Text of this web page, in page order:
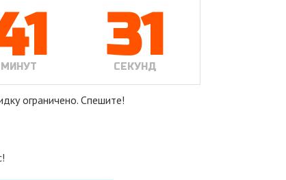
29
МИНУТ СЕКУНД
ограничено. Спешите!